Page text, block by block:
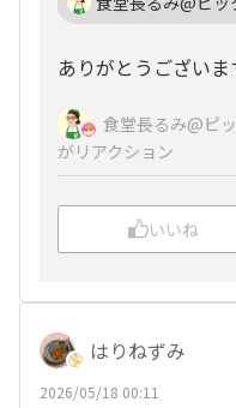
ありがとうございま
食堂長るみ@ピ
がリアクション
いいね
はりねずみ
2026/05/18 00:11